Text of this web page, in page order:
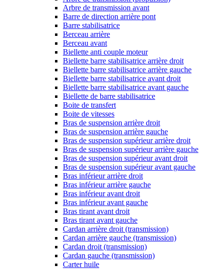
Arbre de transmission avant
Barre de direction arrière pont
Barre stabilisatrice
Berceau arrière
Berceau avant
Biellette anti couple moteur
Biellette barre stabilisatrice arrière droit
Biellette barre stabilisatrice arrière gauche
Biellette barre stabilisatrice avant droit
Biellette barre stabilisatrice avant gauche
Biellette de barre stabilisatrice
Boite de transfert
Boite de vitesses
Bras de suspension arrière droit
Bras de suspension arrière gauche
Bras de suspension supérieur arrière droit
Bras de suspension supérieur arrière gauche
Bras de suspension supérieur avant droit
Bras de suspension supérieur avant gauche
Bras inférieur arrière droit
Bras inférieur arrière gauche
Bras inférieur avant droit
Bras inférieur avant gauche
Bras tirant avant droit
Bras tirant avant gauche
Cardan arrière droit (transmission)
Cardan arrière gauche (transmission)
Cardan droit (transmission)
Cardan gauche (transmission)
Carter huile